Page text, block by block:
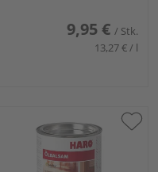
9,95 € / Stk.
13,27 € / l